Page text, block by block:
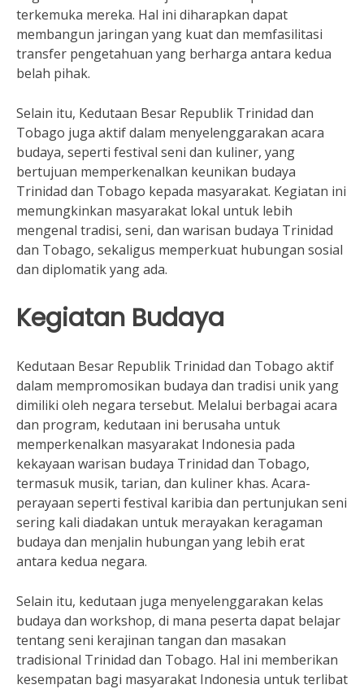
terkemuka mereka. Hal ini diharapkan dapat
membangun jaringan yang kuat dan memfasilitasi
transfer pengetahuan yang berharga antara kedua
belah pihak.
Selain itu, Kedutaan Besar Republik Trinidad dan
Tobago juga aktif dalam menyelenggarakan acara
budaya, seperti festival seni dan kuliner, yang
bertujuan memperkenalkan keunikan budaya
Trinidad dan Tobago kepada masyarakat. Kegiatan ini
memungkinkan masyarakat lokal untuk lebih
mengenal tradisi, seni, dan warisan budaya Trinidad
dan Tobago, sekaligus memperkuat hubungan sosial
dan diplomatik yang ada.
Kegiatan Budaya
Kedutaan Besar Republik Trinidad dan Tobago aktif
dalam mempromosikan budaya dan tradisi unik yang
dimiliki oleh negara tersebut. Melalui berbagai acara
dan program, kedutaan ini berusaha untuk
memperkenalkan masyarakat Indonesia pada
kekayaan warisan budaya Trinidad dan Tobago,
termasuk musik, tarian, dan kuliner khas. Acara-
perayaan seperti festival karibia dan pertunjukan seni
sering kali diadakan untuk merayakan keragaman
budaya dan menjalin hubungan yang lebih erat
antara kedua negara.
Selain itu, kedutaan juga menyelenggarakan kelas
budaya dan workshop, di mana peserta dapat belajar
tentang seni kerajinan tangan dan masakan
tradisional Trinidad dan Tobago. Hal ini memberikan
kesempatan bagi masyarakat Indonesia untuk terlibat